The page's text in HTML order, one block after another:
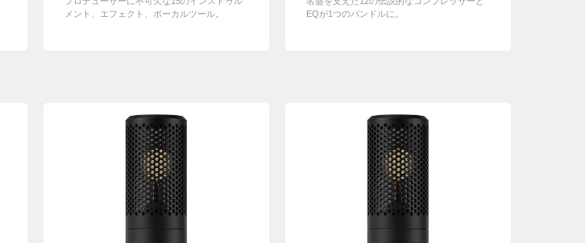
メント、エフェクト、ボーカルツール。
EQが1つのバンドルに。